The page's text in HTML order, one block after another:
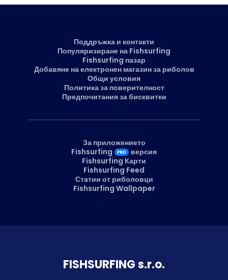
FISH­SURFING s.r.o.
Поддръжка и контакти
Популяризиране на Fishsurfing
Fishsurfing пазар
Добавяне на електронен магазин за риболов
Общи условия
Политика за поверителност
Предпочитания за бисквитки
За приложението
Fishsurfing
версия
Fishsurfing Карти
Fishsurfing Feed
Статии от риболовци
Fishsurfing Wallpaper